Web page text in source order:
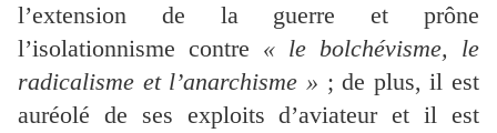
l’extension de la guerre et prône
l’isolationnisme contre « le bolchévisme, le
radicalisme et l’anarchisme » ; de plus, il est
auréolé de ses exploits d’aviateur et il est